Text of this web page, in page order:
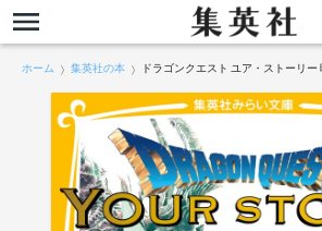
ホーム 集英社の本 ドラゴンクエスト ユア・ストーリ